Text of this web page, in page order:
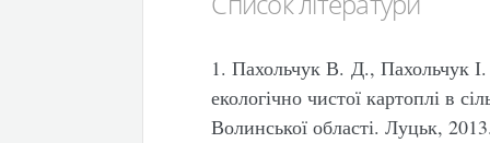
1. Пахольчук В. Д.,
екологічно чистої картоплі в
Волинської області. Луцьк,